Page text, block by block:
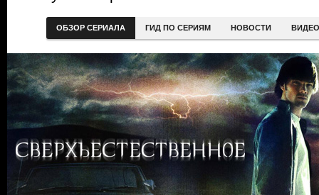
ОБЗОР СЕРИАЛА ГИД ПО СЕРИЯМ НОВОСТИ ВИДЕО